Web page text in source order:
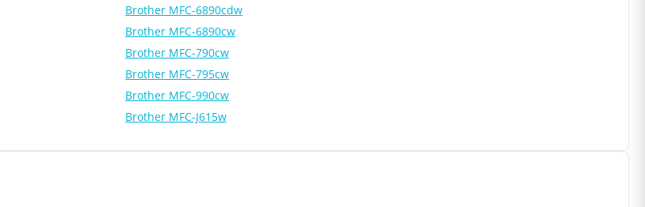
Brother MFC-6890cdw
Brother MFC-6890cw
Brother MFC-790cw
Brother MFC-795cw
Brother MFC-990cw
Brother MFC-J615w